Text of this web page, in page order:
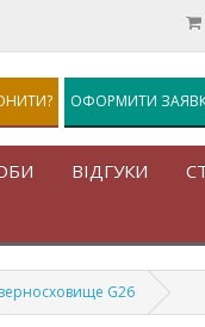
ОФОРМИТИ
ВІДГУКИ
G26